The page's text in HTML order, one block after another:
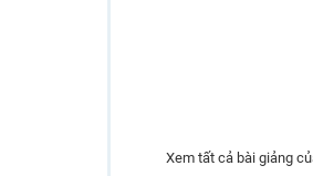
Xem tất cả bài giảng